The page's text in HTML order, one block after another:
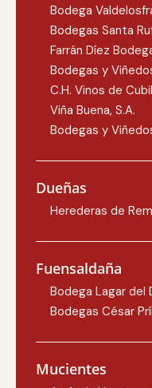
Bodega
Bodegas Santa
Farrán Díez
Bodegas y
C.H. Vinos de
Viña Buena, S.A.
Bodegas y
Dueñas
Herederas de
Fuensaldaña
Bodega Lagar del
Bodegas César
Mucientes